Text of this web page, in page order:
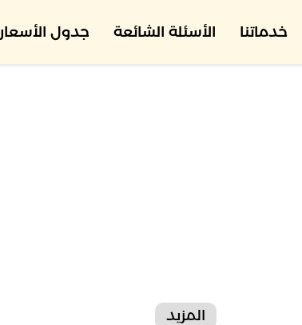
خدماتنا الأسئلة الشائعة جدول الأسعار
المزيد